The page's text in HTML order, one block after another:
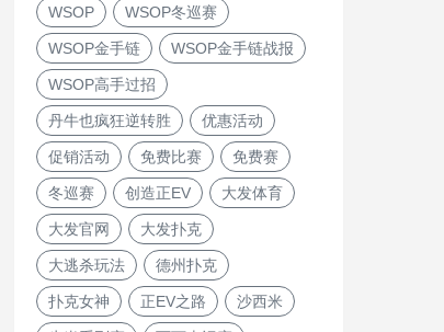
WSOP WSOP冬巡赛
WSOP金手链 WSOP金手链战报
WSOP高手过招
丹牛也疯狂逆转胜 优惠活动
促销活动 免费比赛 免费赛
冬巡赛 创造正EV 大发体育
大发官网 大发扑克
大逃杀玩法 德州扑克
扑克女神 正EV之路 沙西米